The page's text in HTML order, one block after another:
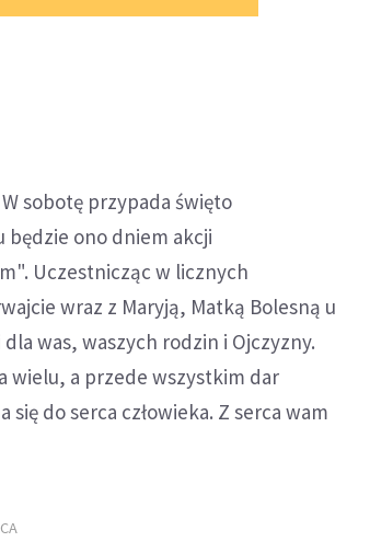
sobotę przypada święto
będzie ono dniem akcji
Uczestnicząc w licznych
wraz z Maryją, Matką Bolesną u
was, waszych rodzin i Ojczyzny.
wielu, a przede wszystkim dar
do serca człowieka. Z serca wam